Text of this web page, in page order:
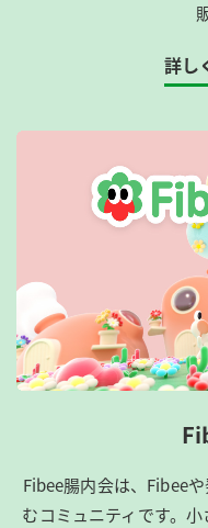
詳し
Fibee腸内会は、​Fibee
むコミュニティです。​